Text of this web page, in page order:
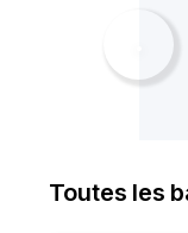
Toutes les